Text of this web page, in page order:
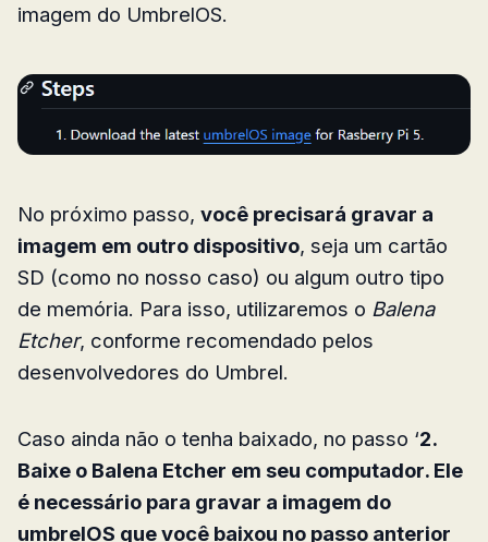
imagem do UmbrelOS.
No próximo passo, você precisará gravar a
imagem em outro dispositivo, seja um cartão
SD (como no nosso caso) ou algum outro tipo
de memória. Para isso, utilizaremos o Balena
Etcher, conforme recomendado pelos
desenvolvedores do Umbrel.
Caso ainda não o tenha baixado, no passo ‘2.
Baixe o Balena Etcher em seu computador. Ele
é necessário para gravar a imagem do
umbrelOS que você baixou no passo anterior